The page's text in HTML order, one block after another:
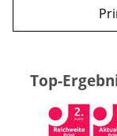
Top-